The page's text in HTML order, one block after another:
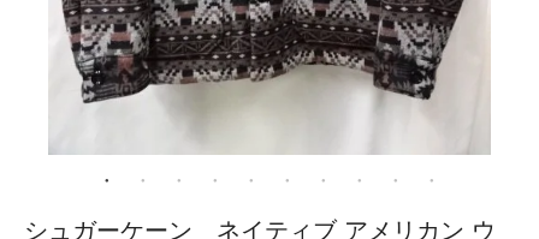
シュガーケーン ネイティブ アメリカン ウ